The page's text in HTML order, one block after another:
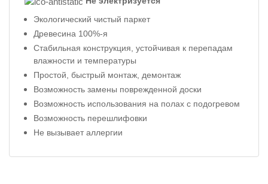
Экологический чистый паркет
Древесина 100%-я
Стабильная конструкция, устойчивая к перепадам
влажности и температуры
Простой, быстрый монтаж, демонтаж
Возможность замены поврежденной доски
Возможность использования на полах с подогревом
Возможность перешлифовки
Не вызывает аллергии